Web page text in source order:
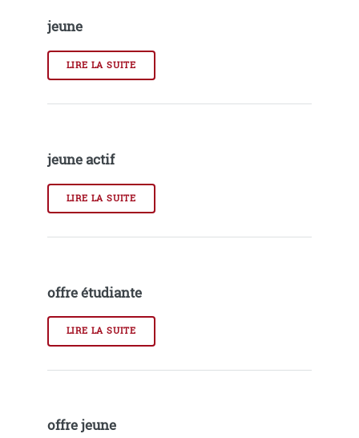
jeune
LIRE LA SUITE
jeune actif
LIRE LA SUITE
offre étudiante
LIRE LA SUITE
offre jeune